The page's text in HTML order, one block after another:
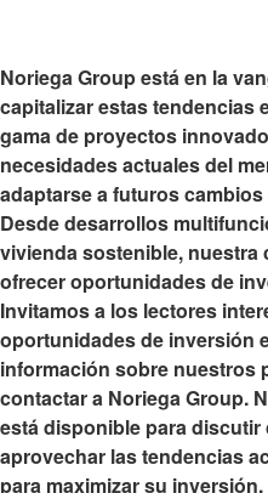
Noriega Group está en la
capitalizar estas tendencias
gama de proyectos
necesidades actuales del
adaptarse a futuros
Desde desarrollos
vivienda sostenible, nuestra
ofrecer oportunidades de
Invitamos a los lectores
oportunidades de inversión
información sobre nuestros
contactar a Noriega Group.
está disponible para
aprovechar las tendencias
para maximizar su inversión.